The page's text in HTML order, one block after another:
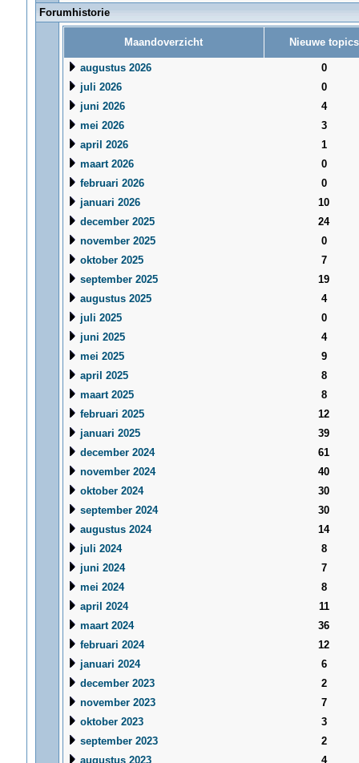
Forumhistorie
Maandoverzicht Nieuwe topics
augustus 2026
0
juli 2026
0
juni 2026
4
mei 2026
3
april 2026
1
maart 2026
0
februari 2026
0
januari 2026
10
december 2025
24
november 2025
0
oktober 2025
7
september 2025
19
augustus 2025
4
juli 2025
0
juni 2025
4
mei 2025
9
april 2025
8
maart 2025
8
februari 2025
12
januari 2025
39
december 2024
61
november 2024
40
oktober 2024
30
september 2024
30
augustus 2024
14
juli 2024
8
juni 2024
7
mei 2024
8
april 2024
11
maart 2024
36
februari 2024
12
januari 2024
6
december 2023
2
november 2023
7
oktober 2023
3
september 2023
2
augustus 2023
4